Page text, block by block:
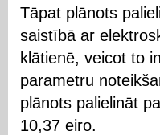
Tāpat plānots
saistībā ar
klātienē, veicot to
parametru
plānots palielināt
10,37 eiro.